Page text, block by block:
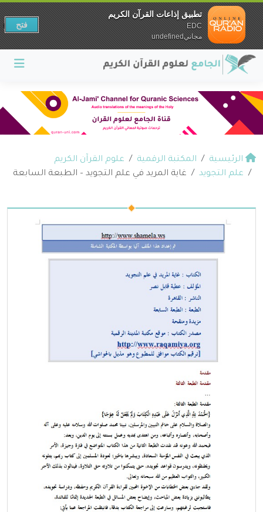
الرئيسية المكتبة الرقمية
علوم القرآن الكريم
علم التجويد
غاية المريد في علم التجويد – الطبعة السابعة
تطبيق إذاعات القرآن الكريم
EDC
مجانيundefined
فتح